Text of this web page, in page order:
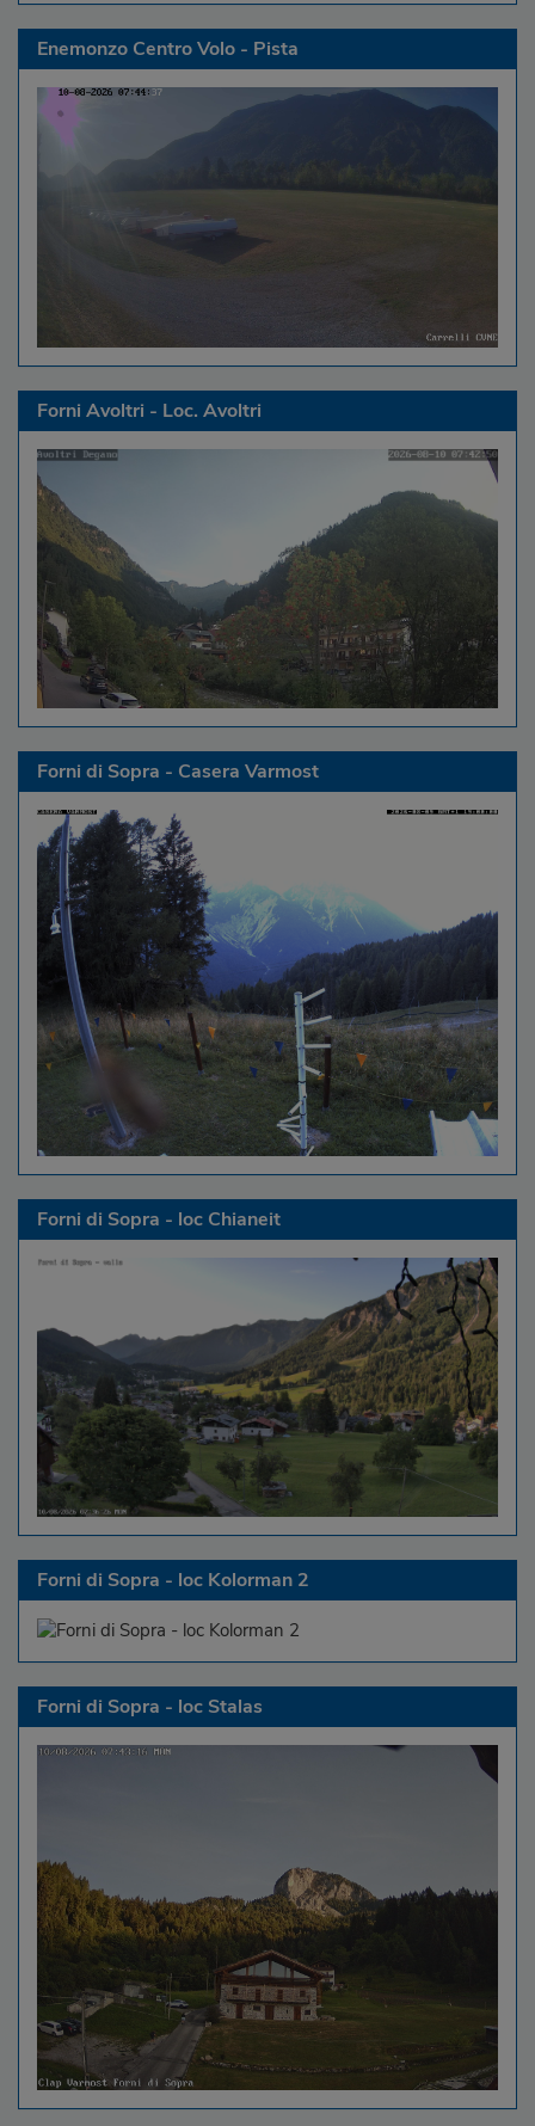
Enemonzo Centro Volo - Pista
Forni Avoltri - Loc. Avoltri
Forni di Sopra - Casera Varmost
Forni di Sopra - loc Chianeit
Forni di Sopra - loc Kolorman 2
Forni di Sopra - loc Stalas